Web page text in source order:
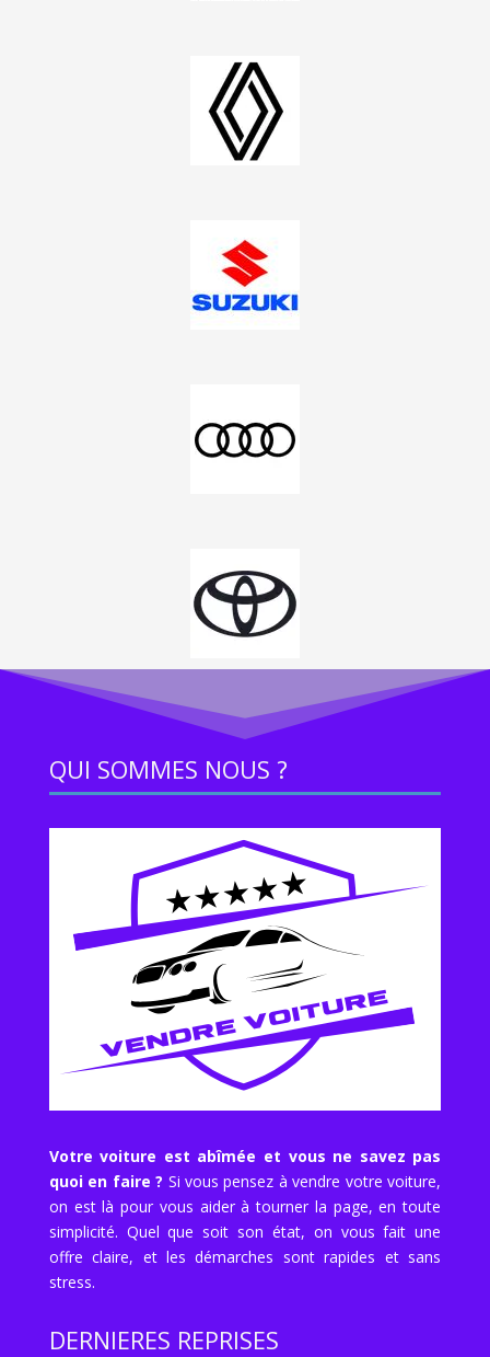
QUI SOMMES NOUS ?
Votre voiture est abîmée et vous ne savez pas
quoi en faire ? Si vous pensez à vendre votre voiture,
on est là pour vous aider à tourner la page, en toute
simplicité. Quel que soit son état, on vous fait une
offre claire, et les démarches sont rapides et sans
stress.
DERNIERES REPRISES